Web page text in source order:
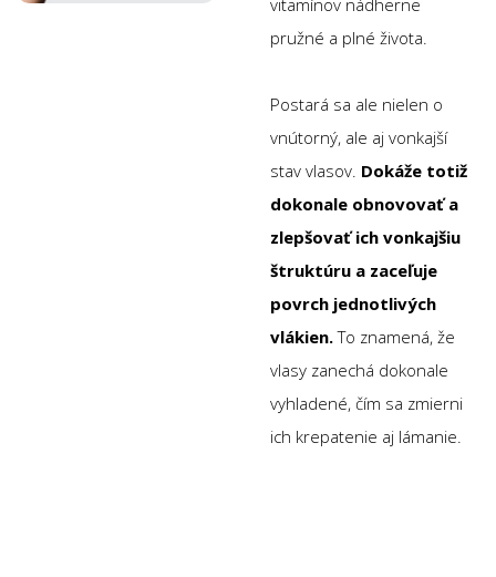
vitamínov nádherne
pružné a plné života.
Postará sa ale nielen o
vnútorný, ale aj vonkajší
stav vlasov. Dokáže totiž
dokonale obnovovať a
zlepšovať ich vonkajšiu
štruktúru a zaceľuje
povrch jednotlivých
vlákien.To znamená, že
vlasy zanechá dokonale
vyhladené, čím sa zmierni
ich krepatenie aj lámanie.